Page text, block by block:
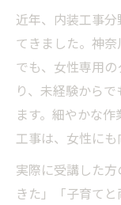
近年、内装工事
てきました。神
でも、女性専用
り、未経験から
ます。細やかな
工事は、女性にも
実際に受講した
きた」「子育て